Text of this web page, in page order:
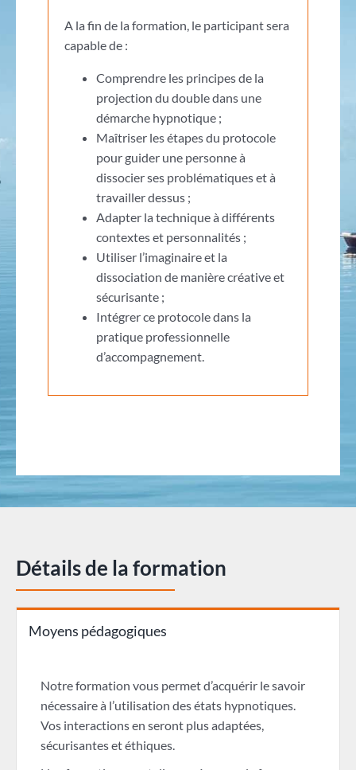
A la fin de la formation, le participant sera
capable de :
Comprendre les principes de la
projection du double dans une
démarche hypnotique ;
Maîtriser les étapes du protocole
pour guider une personne à
dissocier ses problématiques et à
travailler dessus ;
Adapter la technique à différents
contextes et personnalités ;
Utiliser l’imaginaire et la
dissociation de manière créative et
sécurisante ;
Intégrer ce protocole dans la
pratique professionnelle
d’accompagnement.
Détails de la formation
Moyens pédagogiques
Notre formation vous permet d’acquérir le savoir
nécessaire à l’utilisation des états hypnotiques.
Vos interactions en seront plus adaptées,
sécurisantes et éthiques.